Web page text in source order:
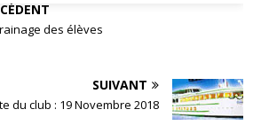
des élèves
SUIVANT
du club : 19 Novembre 2018